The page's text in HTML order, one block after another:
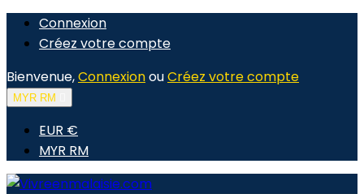
Connexion
Créez votre compte
Bienvenue,ConnexionouCréez votre compte
MYR RM
EUR €
MYR RM